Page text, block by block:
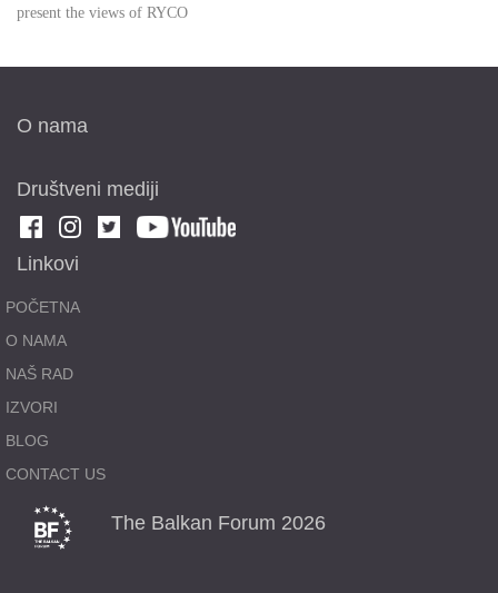
present the views of RYCO
O nama
Društveni mediji
Linkovi
POČETNA
O NAMA
NAŠ RAD
IZVORI
BLOG
CONTACT US
The Balkan Forum 2026